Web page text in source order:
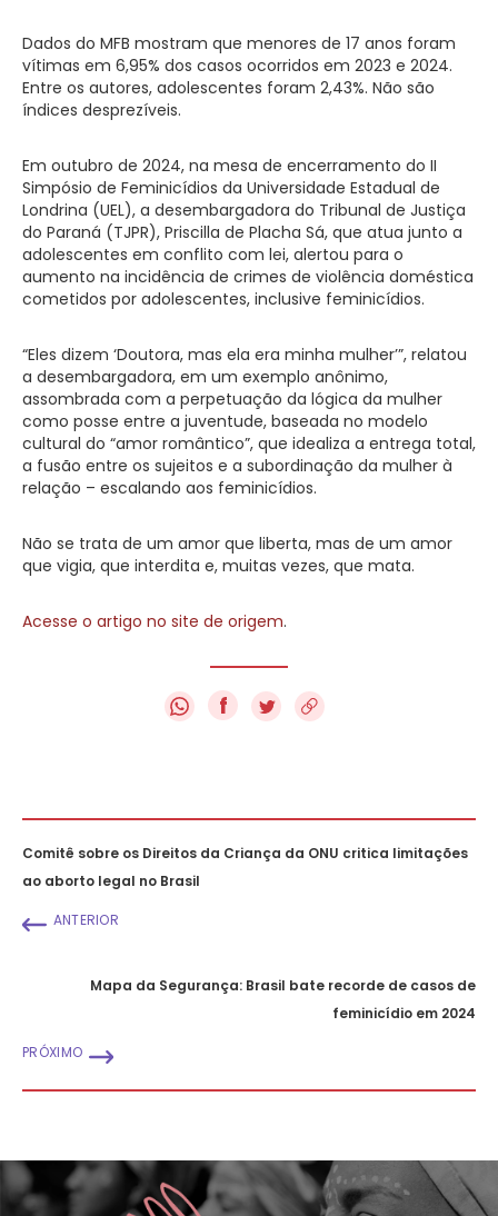
Dados do MFB mostram que menores de 17 anos foram
vítimas em 6,95% dos casos ocorridos em 2023 e 2024.
Entre os autores, adolescentes foram 2,43%. Não são
índices desprezíveis.
Em outubro de 2024, na mesa de encerramento do II
Simpósio de Feminicídios da Universidade Estadual de
Londrina (UEL), a desembargadora do Tribunal de Justiça
do Paraná (TJPR), Priscilla de Placha Sá, que atua junto a
adolescentes em conflito com lei, alertou para o
aumento na incidência de crimes de violência doméstica
cometidos por adolescentes, inclusive feminicídios.
“Eles dizem ‘Doutora, mas ela era minha mulher’”, relatou
a desembargadora, em um exemplo anônimo,
assombrada com a perpetuação da lógica da mulher
como posse entre a juventude, baseada no modelo
cultural do “amor romântico”, que idealiza a entrega total,
a fusão entre os sujeitos e a subordinação da mulher à
relação – escalando aos feminicídios.
Não se trata de um amor que liberta, mas de um amor
que vigia, que interdita e, muitas vezes, que mata.
Acesse o artigo no site de origem.
f
Comitê sobre os Direitos da Criança da ONU critica limitações
ao aborto legal no Brasil
ANTERIOR
Mapa da Segurança: Brasil bate recorde de casos de
feminicídio em 2024
PRÓXIMO